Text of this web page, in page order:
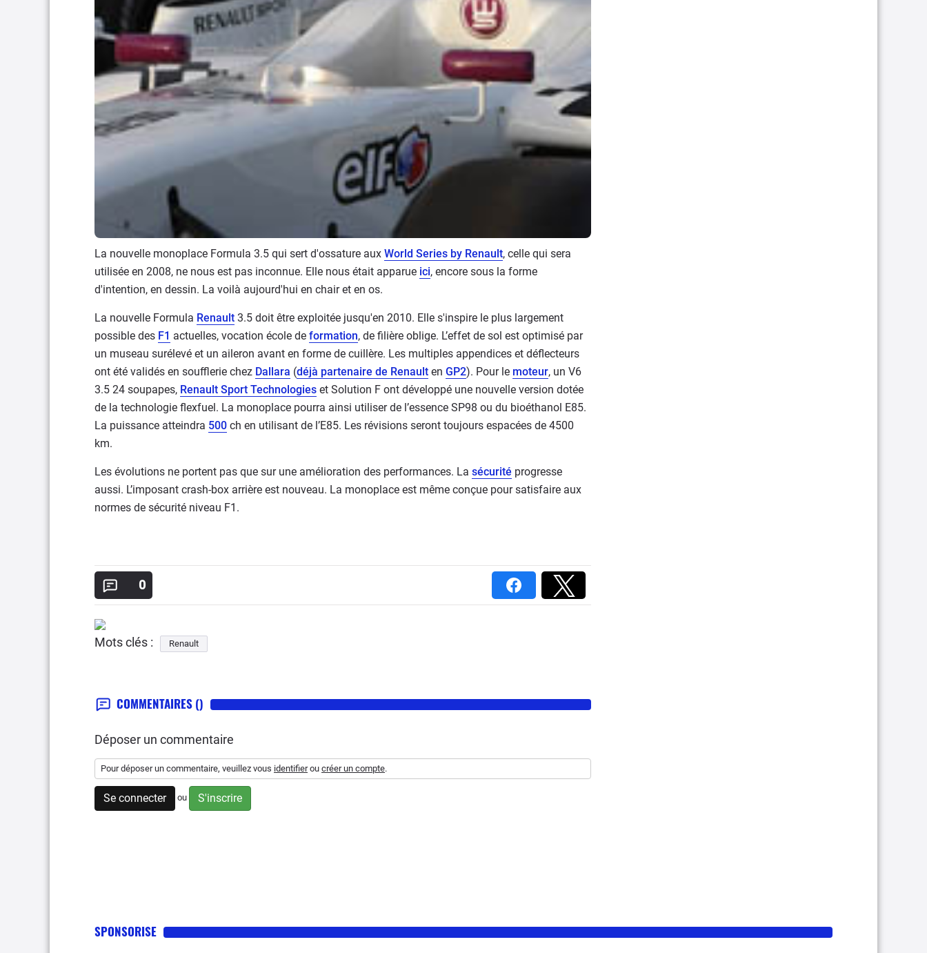
La nouvelle monoplace Formula 3.5 qui sert d'ossature aux World Series by Renault, celle qui sera
utilisée en 2008, ne nous est pas inconnue. Elle nous était apparue ici, encore sous la forme
d'intention, en dessin. La voilà aujourd'hui en chair et en os.
La nouvelle Formula Renault 3.5 doit être exploitée jusqu'en 2010. Elle s'inspire le plus largement
possible des F1 actuelles, vocation école de formation, de filière oblige. L’effet de sol est optimisé par
un museau surélevé et un aileron avant en forme de cuillère. Les multiples appendices et déflecteurs
ont été validés en soufflerie chez Dallara (déjà partenaire de Renault en GP2). Pour le moteur, un V6
3.5 24 soupapes, Renault Sport Technologies et Solution F ont développé une nouvelle version dotée
de la technologie flexfuel. La monoplace pourra ainsi utiliser de l’essence SP98 ou du bioéthanol E85.
La puissance atteindra 500 ch en utilisant de l’E85. Les révisions seront toujours espacées de 4500
km.
Les évolutions ne portent pas que sur une amélioration des performances. La sécurité progresse
aussi. L’imposant crash-box arrière est nouveau. La monoplace est même conçue pour satisfaire aux
normes de sécurité niveau F1.
0
Mots clés : Renault
COMMENTAIRES ()
Déposer un commentaire
Pour déposer un commentaire, veuillez vous identifierou créer un compte.
Se connecter ou S'inscrire
SPONSORISE